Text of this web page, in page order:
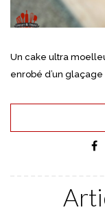
Un cake ultra
enrobé d’un